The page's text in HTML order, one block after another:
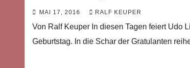
MAI 17, 2016 RALF KEUPER
Von Ralf Keuper In diesen Tagen feiert Udo
Geburtstag. In die Schar der Gratulanten